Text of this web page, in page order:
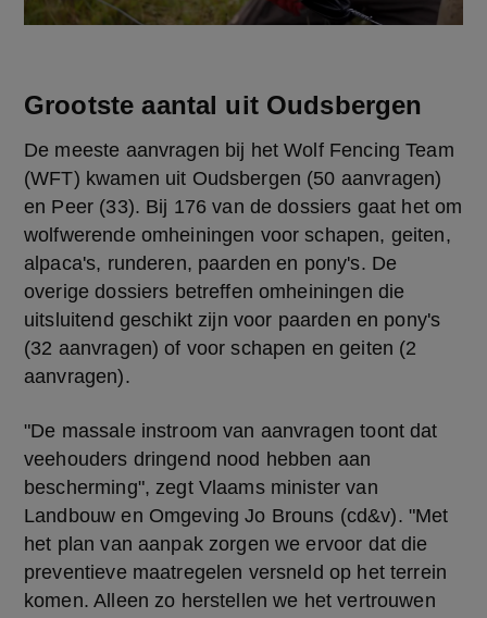
Grootste aantal uit Oudsbergen
De meeste aanvragen bij het Wolf Fencing Team
(WFT) kwamen uit Oudsbergen (50 aanvragen)
en Peer (33). Bij 176 van de dossiers gaat het om
wolfwerende omheiningen voor schapen, geiten,
alpaca's, runderen, paarden en pony's. De
overige dossiers betreffen omheiningen die
uitsluitend geschikt zijn voor paarden en pony's
(32 aanvragen) of voor schapen en geiten (2
aanvragen).
"De massale instroom van aanvragen toont dat
veehouders dringend nood hebben aan
bescherming", zegt Vlaams minister van
Landbouw en Omgeving Jo Brouns (cd&v). "Met
het plan van aanpak zorgen we ervoor dat die
preventieve maatregelen versneld op het terrein
komen. Alleen zo herstellen we het vertrouwen